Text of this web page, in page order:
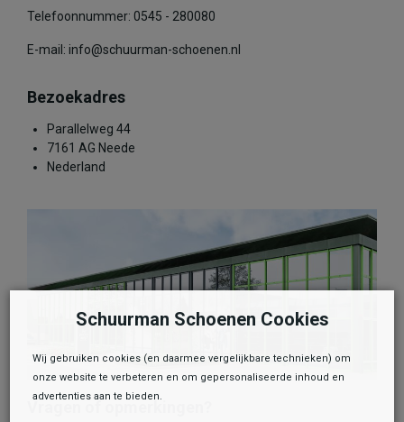
Telefoonnummer: 0545 - 280080
E-mail: info@schuurman-schoenen.nl
Bezoekadres
Parallelweg 44
7161 AG Neede
Nederland
Schuurman Schoenen Cookies
Wij gebruiken cookies (en daarmee vergelijkbare technieken) om
onze website te verbeteren en om gepersonaliseerde inhoud en
advertenties aan te bieden.